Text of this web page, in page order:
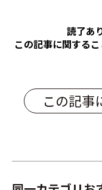
読了あ
この記事に関する
この記事